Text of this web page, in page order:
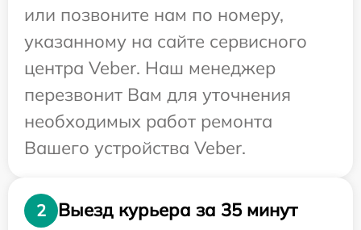
или позвоните нам по номеру,
указанному на сайте сервисного
центра Veber. Наш менеджер
перезвонит Вам для уточнения
необходимых работ ремонта
Вашего устройства Veber.
2
Выезд курьера за 35 минут